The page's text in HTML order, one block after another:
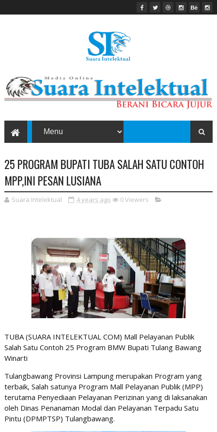
25 PROGRAM BUPATI TUBA SALAH SATU CONTOH
MPP,INI PESAN LUSIANA
Suara Intelektual 4 years ago 0Viewers
TUBA (SUARA INTELEKTUAL COM) Mall Pelayanan Publik
Salah Satu Contoh 25 Program BMW Bupati Tulang Bawang
Winarti
Tulangbawang Provinsi Lampung merupakan Program yang
terbaik, Salah satunya Program Mall Pelayanan Publik (MPP)
terutama Penyediaan Pelayanan Perizinan yang di laksanakan
oleh Dinas Penanaman Modal dan Pelayanan Terpadu Satu
Pintu (DPMPTSP) Tulangbawang.